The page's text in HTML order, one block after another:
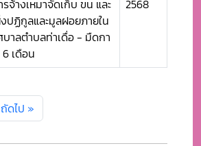
รจ้างเหมาจัดเก็บ ขน และ
ปฏิกูลและมูลฝอยภายใน
บาลตำบลท่าเดื่อ - มืดกา
เดือน
2568
ถัดไป »